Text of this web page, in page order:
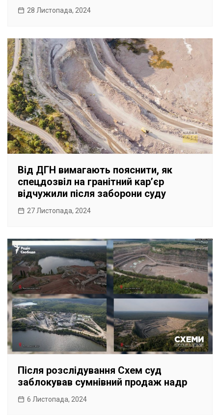
28 Листопада, 2024
Від ДГН вимагають пояснити, як
спецдозвіл на гранітний карʼєр
відчужили після заборони суду
27 Листопада, 2024
Після розслідування Схем суд
заблокував сумнівний продаж надр
6 Листопада, 2024